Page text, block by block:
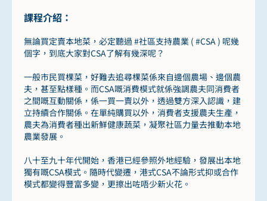
課程介紹：
無論買定賣本地菜，必定聽過 #社區支持農業 ( #CSA ) 呢幾
個字，到底大家對CSA了解有幾深呢？
一般市民買棵菜，好難去追尋棵菜係來自邊個農場、邊個農
夫，甚至點樣種。而CSA嘅消費模式就係強調農夫同消費者
之間嘅互動關係，係一買一賣以外，透過雙方深入認識，建
立持續合作關係。在單純購買以外，消費者支援農夫生產，
農夫為消費者種出新鮮健康蔬菜，凝聚社區力量去推動本地
農業發展。
八十至九十年代開始，香港已經參照外地經驗，發展出本地
獨有嘅CSA模式。隨時代變遷，港式CSA不論形式抑或合作
模式都變得豐富多變，更擦出咗唔少新火花。